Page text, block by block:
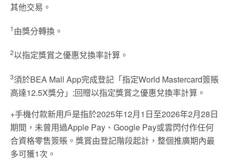
其他交易。
1由獎分轉換。
2以指定獎賞之優惠兌換率計算。
3須於BEA Mall App完成登記「指定World Mastercard簽賬
高達12.5X獎分」;回贈以指定獎賞之優惠兌換率計算。
+手機付款新用戶是指於2025年12月1日至2026年2月28日
期間，未曾用過Apple Pay、Google Pay或雲閃付作任何
合資格零售簽賬。獎賞由登記階段起計，整個推廣期內最
多可獲1次。